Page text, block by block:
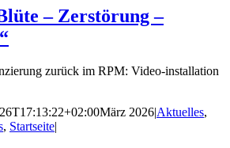
– Zerstörung –
zurück im RPM: Video-installation
März 2026|Aktuelles,
, Startseite|